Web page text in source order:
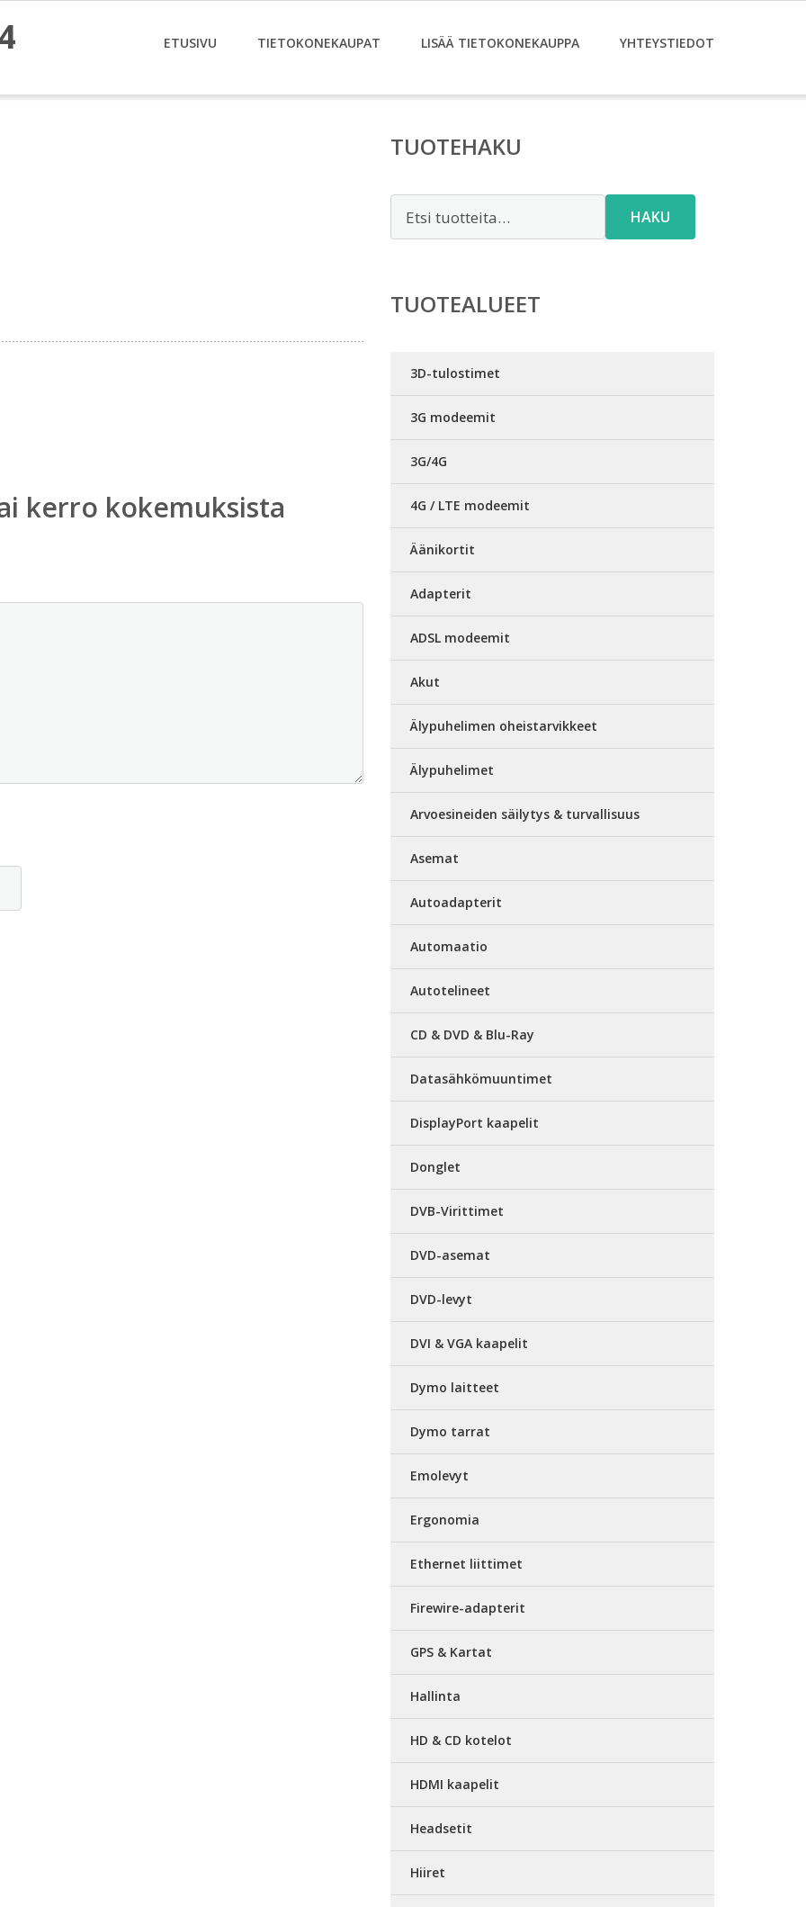
ETUSIVU TIETOKONEKAUPAT LISÄÄ TIETOKONEKAUPPA YHTEYSTIEDOT
kerro kokemuksista
TUOTEHAKU
HAKU
TUOTEALUEET
3D-tulostimet
3G modeemit
3G/4G
4G / LTE modeemit
Äänikortit
Adapterit
ADSL modeemit
Akut
Älypuhelimen oheistarvikkeet
Älypuhelimet
Arvoesineiden säilytys & turvallisuus
Asemat
Autoadapterit
Automaatio
Autotelineet
CD & DVD & Blu-Ray
Datasähkömuuntimet
DisplayPort kaapelit
Donglet
DVB-Virittimet
DVD-asemat
DVD-levyt
DVI & VGA kaapelit
Dymo laitteet
Dymo tarrat
Emolevyt
Ergonomia
Ethernet liittimet
Firewire-adapterit
GPS & Kartat
Hallinta
HD & CD kotelot
HDMI kaapelit
Headsetit
Hiiret